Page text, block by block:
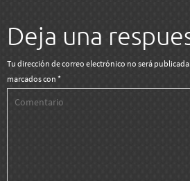
Deja una
Tu dirección de correo electrónico no será publicada.
marcados con *